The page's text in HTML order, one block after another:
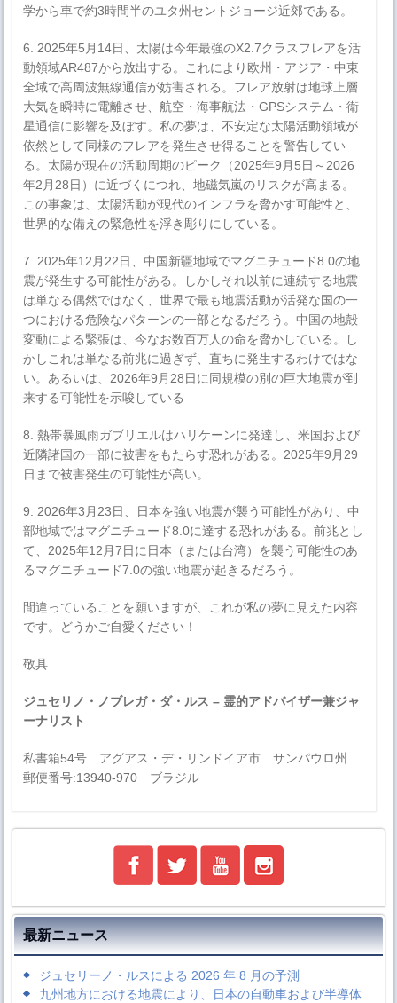
学から車で約3時間半のユタ州セントジョージ近郊である。
6. 2025年5月14日、太陽は今年最強のX2.7クラスフレアを活
動領域AR487から放出する。これにより欧州・アジア・中東
全域で高周波無線通信が妨害される。フレア放射は地球上層
大気を瞬時に電離させ、航空・海事航法・GPSシステム・衛
星通信に影響を及ぼす。私の夢は、不安定な太陽活動領域が
依然として同様のフレアを発生させ得ることを警告してい
る。太陽が現在の活動周期のピーク（2025年9月5日～2026
年2月28日）に近づくにつれ、地磁気嵐のリスクが高まる。
この事象は、太陽活動が現代のインフラを脅かす可能性と、
世界的な備えの緊急性を浮き彫りにしている。
7. 2025年12月22日、中国新疆地域でマグニチュード8.0の地
震が発生する可能性がある。しかしそれ以前に連続する地震
は単なる偶然ではなく、世界で最も地震活動が活発な国の一
つにおける危険なパターンの一部となるだろう。中国の地殻
変動による緊張は、今なお数百万人の命を脅かしている。し
かしこれは単なる前兆に過ぎず、直ちに発生するわけではな
い。あるいは、2026年9月28日に同規模の別の巨大地震が到
来する可能性を示唆している
8. 熱帯暴風雨ガブリエルはハリケーンに発達し、米国および
近隣諸国の一部に被害をもたらす恐れがある。2025年9月29
日まで被害発生の可能性が高い。
9. 2026年3月23日、日本を強い地震が襲う可能性があり、中
部地域ではマグニチュード8.0に達する恐れがある。前兆とし
て、2025年12月7日に日本（または台湾）を襲う可能性のあ
るマグニチュード7.0の強い地震が起きるだろう。
間違っていることを願いますが、これが私の夢に見えた内容
です。どうかご自愛ください！
敬具
ジュセリノ・ノブレガ・ダ・ルス – 霊的アドバイザー兼ジャ
ーナリスト
私書箱54号 アグアス・デ・リンドイア市 サンパウロ州
郵便番号:13940-970 ブラジル
最新ニュース
ジュセリーノ・ルスによる 2026 年 8 月の予測
九州地方における地震により、日本の自動車および半導体